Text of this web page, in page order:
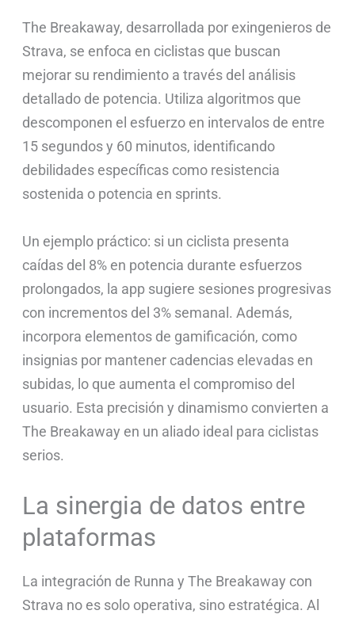
The Breakaway, desarrollada por exingenieros de
Strava, se enfoca en ciclistas que buscan
mejorar su rendimiento a través del análisis
detallado de potencia. Utiliza algoritmos que
descomponen el esfuerzo en intervalos de entre
15 segundos y 60 minutos, identificando
debilidades específicas como resistencia
sostenida o potencia en sprints.
Un ejemplo práctico: si un ciclista presenta
caídas del 8% en potencia durante esfuerzos
prolongados, la app sugiere sesiones progresivas
con incrementos del 3% semanal. Además,
incorpora elementos de gamificación, como
insignias por mantener cadencias elevadas en
subidas, lo que aumenta el compromiso del
usuario. Esta precisión y dinamismo convierten a
The Breakaway en un aliado ideal para ciclistas
serios.
La sinergia de datos entre
plataformas
La integración de Runna y The Breakaway con
Strava no es solo operativa, sino estratégica. Al